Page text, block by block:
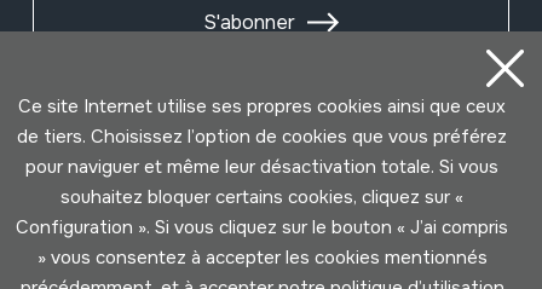
S'abonner
Ce site Internet utilise ses propres cookies ainsi que ceux
de tiers. Choisissez l’option de cookies que vous préférez
pour naviguer et même leur désactivation totale. Si vous
souhaitez bloquer certains cookies, cliquez sur «
Configuration ». Si vous cliquez sur le bouton « J’ai compris
» vous consentez à accepter les cookies mentionnés